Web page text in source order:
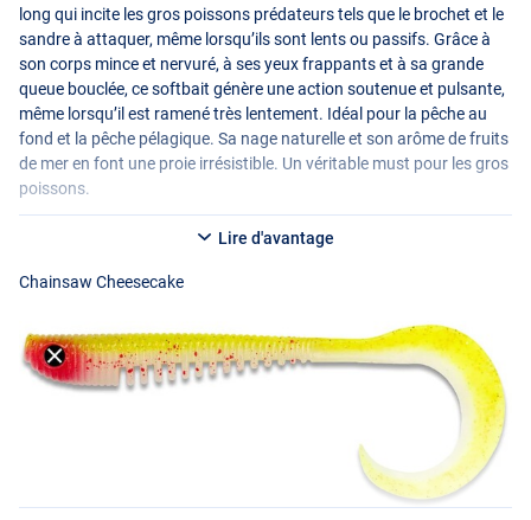
long qui incite les gros poissons prédateurs tels que le brochet et le
sandre à attaquer, même lorsqu’ils sont lents ou passifs. Grâce à
son corps mince et nervuré, à ses yeux frappants et à sa grande
queue bouclée, ce softbait génère une action soutenue et pulsante,
même lorsqu’il est ramené très lentement. Idéal pour la pêche au
fond et la pêche pélagique. Sa nage naturelle et son arôme de fruits
de mer en font une proie irrésistible. Un véritable must pour les gros
poissons.
Lire d'avantage
Chainsaw Cheesecake